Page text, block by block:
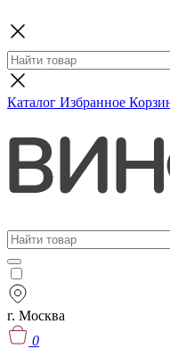
Каталог Избранное
г. Москва
0